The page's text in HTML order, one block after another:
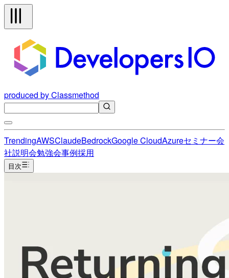
produced by Classmethod
TrendingAWSClaudeBedrockGoogle CloudAzureセミナー会
社説明会勉強会事例採用
目次